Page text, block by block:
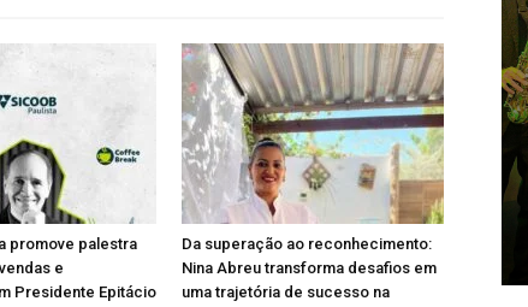
promove palestra
e
Presidente Epitácio
Da superação ao reconhecimento:
Nina Abreu transforma desafios em
uma trajetória de sucesso na